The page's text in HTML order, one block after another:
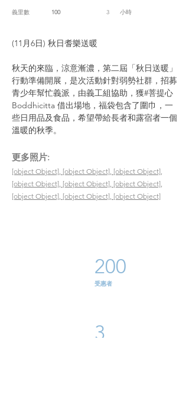
義里數 100 3 ​小時
(11月6日) 秋日耆樂送暖
秋天的來臨，涼意漸濃，第二屆「秋日送暖」
行動準備開展，是次活動針對弱勢社群，招募
青少年幫忙義派，由義工組協助，獲#菩提心
Boddhicitta 借出場地，福袋包含了圍巾，一
些日用品及食品，希望帶給長者和露宿者一個
溫暖的秋季。
​更多照片:
[object Object], [object Object], [object Object],
[object Object], [object Object], [object Object],
[object Object], [object Object], [object Object]
200
​受惠者
3